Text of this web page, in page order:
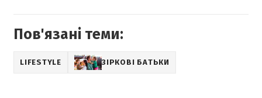
Пов'язані теми:
LIFESTYLE ЗІРКОВІ БАТЬКИ